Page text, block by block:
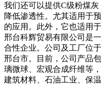
我们还可以提供C级粉煤
降低渗透性。尤其适用于
的应用。此外，它也适用
邢台科辉贸易有限公司是
合性企业。公司及工厂位
邢台市。目前，公司产品
璃微球、宏观合成纤维等
建筑材料、石油工业、保